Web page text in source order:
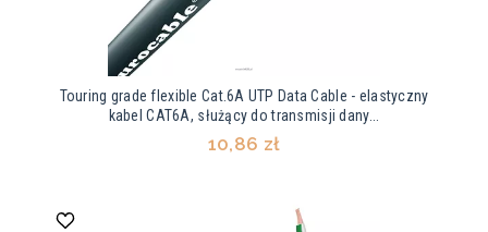
Touring grade flexible Cat.6A UTP Data Cable - elastyczny
kabel CAT6A, służący do transmisji dany...
10,86 zł